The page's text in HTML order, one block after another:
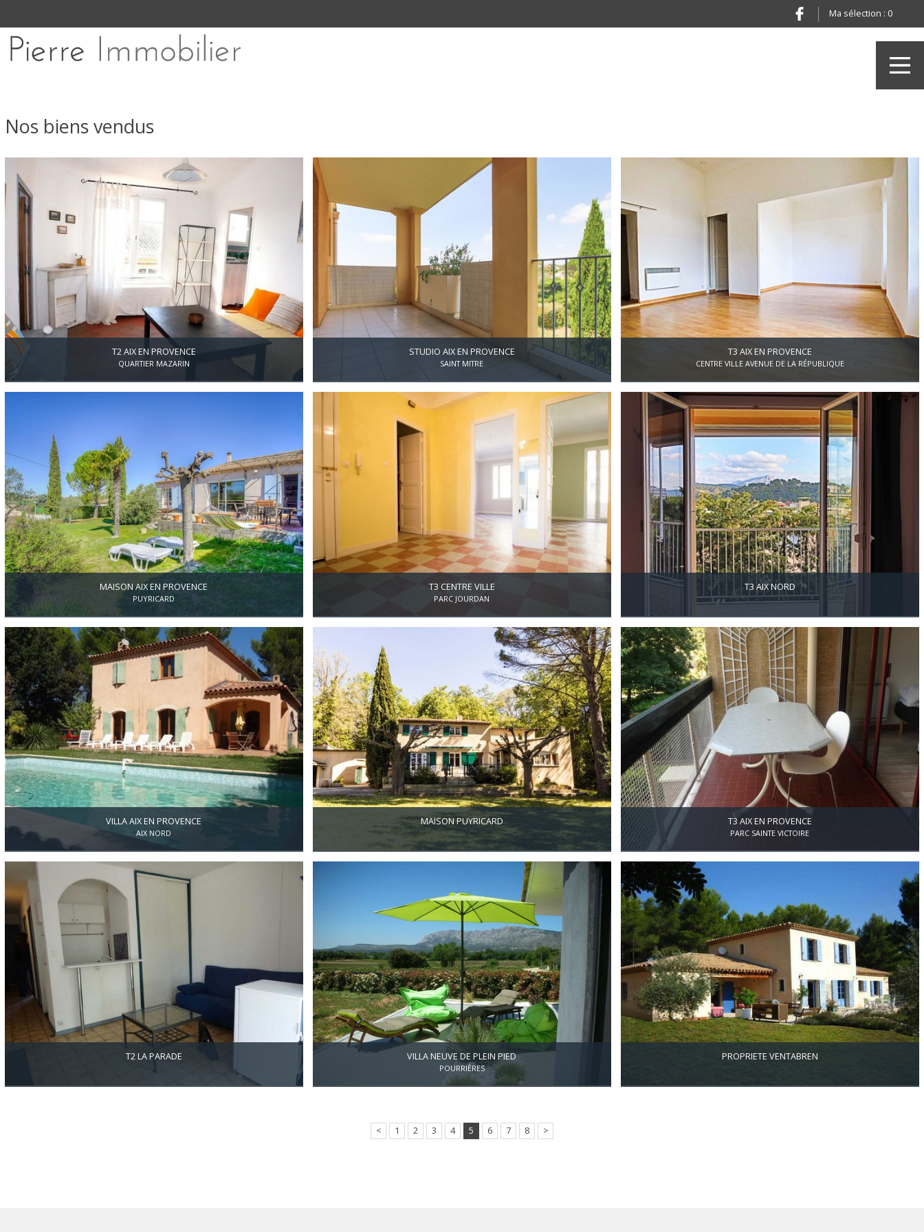
Ma sélection : 0
Nos biens vendus
T2 AIX EN PROVENCE
QUARTIER MAZARIN
Quartier Mazarin ,au dernier étage, appartement très lumineux
STUDIO AIX EN PROVENCE
SAINT MITRE
AIX OUEST Route d'Eguilles, dans résidence sécurisée, au second
étage avec ascenseur d'un immeuble en copropriété de 1995,
studio d'environ 21m2. Il se compose d'un séjour avec placards
donnant sur une terrasse exposée ouest de 10m2, une
kitchenette aménagée équipée et une salle d'eau avec wc. parking
privatif numéroté.
T3 AIX EN PROVENCE
CENTRE VILLE AVENUE DE LA RÉPUBLIQUE
Aix Quartier avenue de la République,au premier et dernier étage
d'un immeuble avec peu de charges appartement T3 d'environ
78m2.Il se compose d'un grand séjour avec cuisine ouverte,une
salle d'eau et 2 chambres.On peut transformer cet appartement en
t4 idéal en colocation .Possibilité d'obtenir une place de parking
privative en sus.
MAISON AIX EN PROVENCE
PUYRICARD
Au cœur de la campagne aixoise, maison de plain pied de 117m²
sur un terrain clos et arboré de 1250m². En position dominante
avec une vue dégagée, sa situation offre un agréable cadre de vie
tout en étant à proximité des communes de Venelles, Puyricard et
Aix-en-Provence. La maison, construite en 1996 et mitoyenne par le
garage, se présente comme suit: Un hall d'entrée, un spacieux
séjour d'environ 39m² orienté sud, une cuisine indépendante
aménagée; côté nuit, trois chambres de 12m², 14m² et 16m² avec de
nombreux rangements, une salle de bains. Terrain piscinable avec
permis accordé en 2015, petite dépendance de 20m² aménageable.
T3 CENTRE VILLE
PARC JOURDAN
Parc Jourdan/Roy René,à 10 min à pied du cours Mirabeau,au
second étage d’un immeuble,t3 d'environ 70m2+cave.Il se compose
d'une grande entrée avec placard qui distribue comme ceci: -à l'Est
; une cuisine séparée aménagée et équipée et un petit balcon,une
chambre.- au Nord;un wc séparé et une salle d'eau.-à l'ouest ;un
séjour avec balcon et une chambre.Double vitrage.porte
blindée,électricité refaite.cuisine et salle d'eau sont rénovées.
T3 AIX NORD
Superbe vue dégagée sur la Sainte Victoire de cet appartement au
second étage d'un immeuble Aix nord.Cet appartement calme,
traversant avec exposition Est Ouest, composé d'une entrée,un
séjour donnant sur un grand balcon filant et la vue sur la Sainte,2
chambres;une salle de bain,une cuisine avec loggia et des
placards.Une cave et parking collectif dans la résidence.
VILLA AIX EN PROVENCE
AIX NORD
Aix Nord,maison d’environ 160m2 sur un terrain de 1100m2 avec
piscine et pool house.Au RDC, un séjour de 43 m2 avec cheminée,
donnant sur la terrasse et la piscine bâtie en traditionnel exposées
ouest, une cuisine ouverte et une arrière cuisine. Une chambre
avec salle de bain (douche et baignoire).A l’étage 4 chambres,une
salle de bain.
MAISON PUYRICARD
Maison traditionnelle d'environ 160m2 sur 4000m2 de terrain
arboré. La maison se compose d'un séjour de 45m2, une cuisine
séparée, une buanderie, une chambre avec salle d'eau au rez de
chaussée, un wc séparé. A l'étage, 3 chambres, une salle de bains
et wc séparé. En extérieur vous bénéficiez d'une terrasse avec
cuisine d'été, une piscine, un abris voiture et dépendances. Située
dans un environnement vert et au calme absolu.
T3 AIX EN PROVENCE
PARC SAINTE VICTOIRE
A 2 min à pied de la rue d'Italie et du quartier Mazarin, dans
résidence recherchée t3 d'environ 80m2,À RÉNOVER, au premier
étage avec Terrasse,il se compose d'une entrée ,une cuisine
séparée,un séjour et 2 chambres,une salle de bains,et un wc
séparé,un cellier et un PARKING PRIVATIF
T2 LA PARADE
T2 d'environ 30 m2 dans résidence avec piscine et tennis IDÉAL
VILLA NEUVE DE PLEIN PIED
POURRIÈRES
un immense salon/séjour et cuisine en open space de plus de
73m2, lumineuse, vue imprenable sur la Ste Victoire et un couché
PROPRIÉTÉ VENTABREN
Ventabren dans joli village résidentiel à dix minutes d'Aix, facilité
< 1 2 3 4 5 6 7 8 >